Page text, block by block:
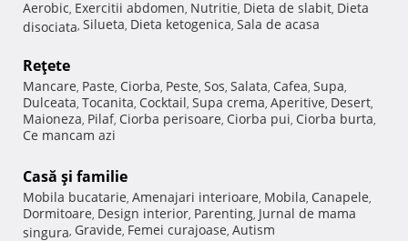
Aerobic, Exercitii abdomen, Nutritie, Dieta de slabit, Dieta
disociata, Silueta, Dieta ketogenica, Sala de acasa
Reţete
Mancare, Paste, Ciorba, Peste, Sos, Salata, Cafea, Supa,
Dulceata, Tocanita, Cocktail, Supa crema, Aperitive, Desert,
Maioneza, Pilaf, Ciorba perisoare, Ciorba pui, Ciorba burta,
Ce mancam azi
Casă şi familie
Mobila bucatarie, Amenajari interioare, Mobila, Canapele,
Dormitoare, Design interior, Parenting, Jurnal de mama
singura, Gravide, Femei curajoase, Autism